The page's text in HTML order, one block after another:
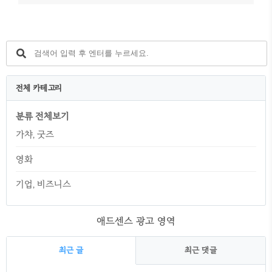
전체 카테고리
분류 전체보기
가챠, 굿즈
영화
기업, 비즈니스
애드센스 광고 영역
최근 글 최근 댓글